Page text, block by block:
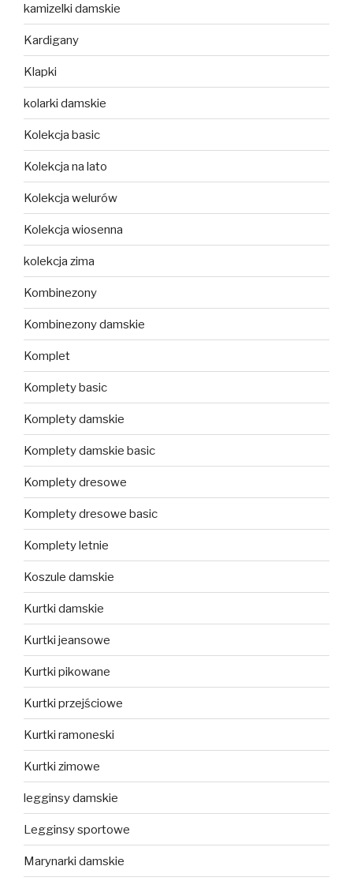
kamizelki damskie
Kardigany
Klapki
kolarki damskie
Kolekcja basic
Kolekcja na lato
Kolekcja welurów
Kolekcja wiosenna
kolekcja zima
Kombinezony
Kombinezony damskie
Komplet
Komplety basic
Komplety damskie
Komplety damskie basic
Komplety dresowe
Komplety dresowe basic
Komplety letnie
Koszule damskie
Kurtki damskie
Kurtki jeansowe
Kurtki pikowane
Kurtki przejściowe
Kurtki ramoneski
Kurtki zimowe
legginsy damskie
Legginsy sportowe
Marynarki damskie